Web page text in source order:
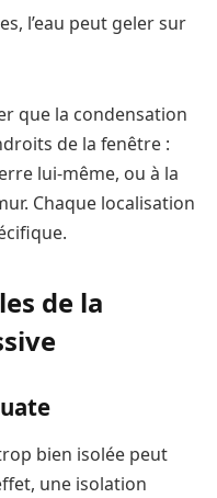
l’eau peut geler sur
que la condensation
de la fenêtre :
lui-même, ou à la
Chaque localisation
de la
bien isolée peut
une isolation